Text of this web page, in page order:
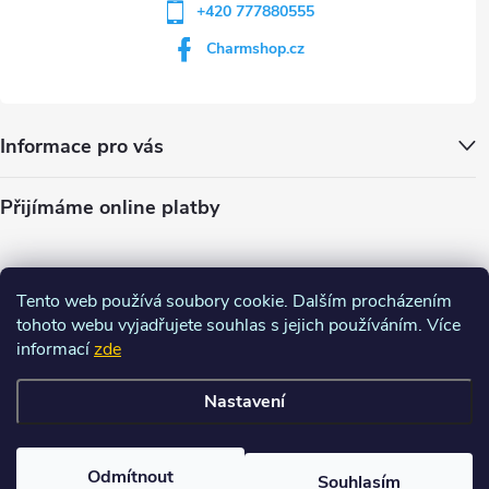
Tento web používá soubory cookie. Dalším procházením
tohoto webu vyjadřujete souhlas s jejich používáním. Více
informacízde
Nastavení
Odmítnout Souhlasím
+420 777880555
Charmshop.cz
Informace pro vás
Přijímáme online platby
nastavení cookies